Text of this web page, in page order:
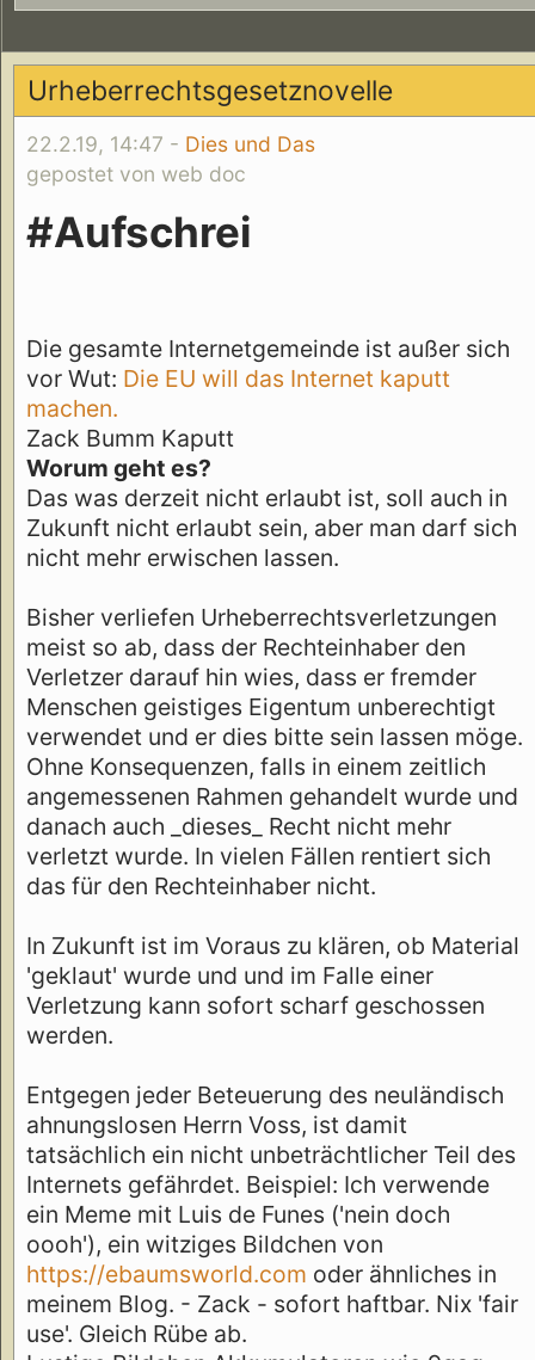
Urheberrechtsgesetznovelle
22.2.19, 14:47 - Dies und Das
gepostet von web doc
#Aufschrei
Die gesamte Internetgemeinde ist außer sich
vor Wut: Die EU will das Internet kaputt
machen.
Zack Bumm Kaputt
Worum geht es?
Das was derzeit nicht erlaubt ist, soll auch in
Zukunft nicht erlaubt sein, aber man darf sich
nicht mehr erwischen lassen.
Bisher verliefen Urheberrechtsverletzungen
meist so ab, dass der Rechteinhaber den
Verletzer darauf hin wies, dass er fremder
Menschen geistiges Eigentum unberechtigt
verwendet und er dies bitte sein lassen möge.
Ohne Konsequenzen, falls in einem zeitlich
angemessenen Rahmen gehandelt wurde und
danach auch _dieses_ Recht nicht mehr
verletzt wurde. In vielen Fällen rentiert sich
das für den Rechteinhaber nicht.
In Zukunft ist im Voraus zu klären, ob Material
'geklaut' wurde und und im Falle einer
Verletzung kann sofort scharf geschossen
werden.
Entgegen jeder Beteuerung des neuländisch
ahnungslosen Herrn Voss, ist damit
tatsächlich ein nicht unbeträchtlicher Teil des
Internets gefährdet. Beispiel: Ich verwende
ein Meme mit Luis de Funes ('nein doch
oooh'), ein witziges Bildchen von
https://ebaumsworld.com oder ähnliches in
meinem Blog. - Zack - sofort haftbar. Nix 'fair
use'. Gleich Rübe ab.